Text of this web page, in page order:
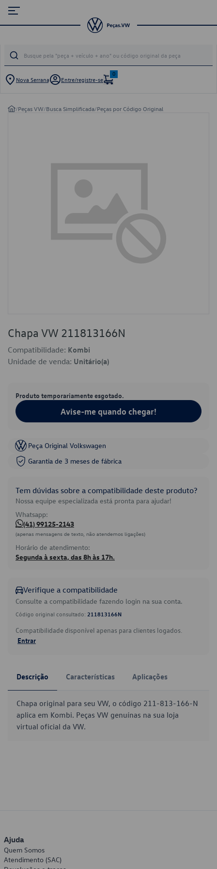
Nova Serrana Entre/registre-se
0
/Peças VW/Busca Simplificada/Peças por Código Original
Chapa VW 211813166N
Compatibilidade: Kombi
Unidade de venda: Unitário(a)
Produto temporariamente esgotado.
Avise-me quando chegar!
Peça Original Volkswagen
Garantia de 3 meses de fábrica
Tem dúvidas sobre a compatibilidade deste produto?
Nossa equipe especializada está pronta para ajudar!
Whatsapp:
(41) 99125-2143
(apenas mensagens de texto, não atendemos ligações)
Horário de atendimento:
Segunda à sexta, das 8h às 17h.
Verifique a compatibilidade
Consulte a compatibilidade fazendo login na sua conta.
Código original consultado: 211813166N
Compatibilidade disponível apenas para clientes logados.
Entrar
Descrição Características Aplicações
Chapa original para seu VW, o código 211-813-166-N
aplica em Kombi. Peças VW genuínas na sua loja
virtual oficial da VW.
Ajuda
Quem Somos
Atendimento (SAC)